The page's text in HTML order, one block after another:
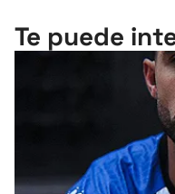
Te puede